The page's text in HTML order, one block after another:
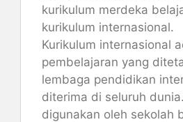
kurikulum merdeka
kurikulum internasional.
Kurikulum internasional
pembelajaran yang
lembaga pendidikan
diterima di seluruh
digunakan oleh sekolah